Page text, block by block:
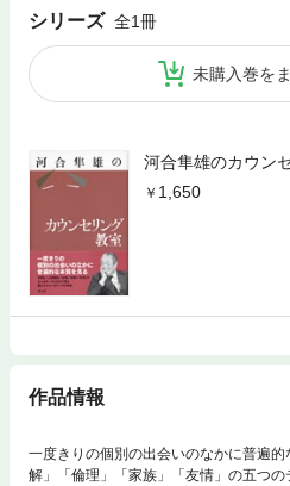
シリーズ 全1冊
未購入巻を
河合隼雄のカウン
1,650
作品情報
一度きりの個別の出会いのなかに普遍
解」「倫理」「家族」「友情」の五つ